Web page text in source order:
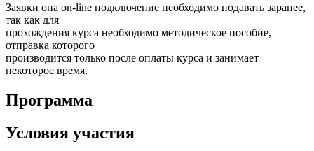
Заявки она on-line подключение необходимо подавать заранее,
так как для
прохождения курса необходимо методическое пособие,
отправка которого
производится только после оплаты курса и занимает
некоторое время.
Программа
Условия участия